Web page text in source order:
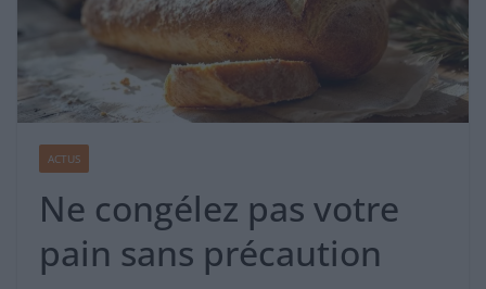
ACTUS
Ne congélez pas votre
pain sans précaution